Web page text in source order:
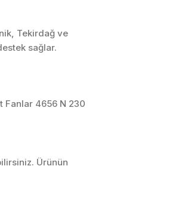
Tekirdağ ve
sağlar.
Fanlar 4656 N 230
Ürünün